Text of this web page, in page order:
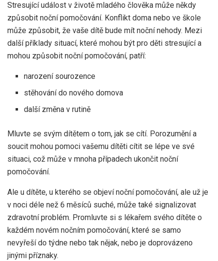
Stresující událost v životě mladého člověka může někdy
způsobit noční pomočování. Konflikt doma nebo ve škole
může způsobit, že vaše dítě bude mít noční nehody. Mezi
další příklady situací, které mohou být pro děti stresující a
mohou způsobit noční pomočování, patří:
narození sourozence
stěhování do nového domova
další změna v rutině
Mluvte se svým dítětem o tom, jak se cítí. Porozumění a
soucit mohou pomoci vašemu dítěti cítit se lépe ve své
situaci, což může v mnoha případech ukončit noční
pomočování.
Ale u dítěte, u kterého se objeví noční pomočování, ale už je
v noci déle než 6 měsíců suché, může také signalizovat
zdravotní problém. Promluvte si s lékařem svého dítěte o
každém novém nočním pomočování, které se samo
nevyřeší do týdne nebo tak nějak, nebo je doprovázeno
jinými příznaky.